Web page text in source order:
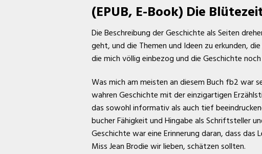
(EPUB, E-Book) Die
Die Beschreibung der Geschichte als Seiten
geht, und die Themen und Ideen zu erkunden,
die mich völlig einbezog und die Geschichte
Was mich am meisten an diesem Buch fb2 war
wahren Geschichte mit der einzigartigen
das sowohl informativ als auch tief
bucher Fähigkeit und Hingabe als Schriftsteller
Geschichte war eine Erinnerung daran, dass
Miss Jean Brodie wir lieben, schätzen sollten.